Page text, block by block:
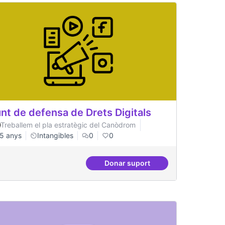
de defensa de Drets Digitals
Treballem el pla estratègic del Canòdrom
5 anys
Intangibles 0 0
Donar suportPunt de defensa de Drets